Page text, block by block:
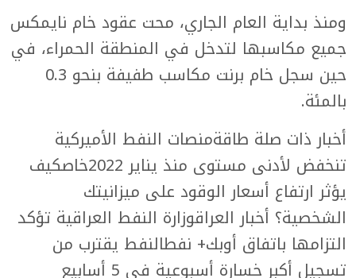
ومنذ بداية العام الجاري، محت عقود خام نايمكس
جميع مكاسبها لتدخل في المنطقة الحمراء، في
حين سجل خام برنت مكاسب طفيفة بنحو 0.3
بالمئة.
أخبار ذات صلة طاقةمنصات النفط الأميركية
تنخفض لأدنى مستوى منذ يناير 2022خاصكيف
يؤثر ارتفاع أسعار الوقود على ميزانيتك
الشخصية؟ أخبار العراقوزارة النفط العراقية تؤكد
التزامها باتفاق أوبك+ نفطالنفط يقترب من
تسجيل أكبر خسارة أسبوعية في 5 أسابيع